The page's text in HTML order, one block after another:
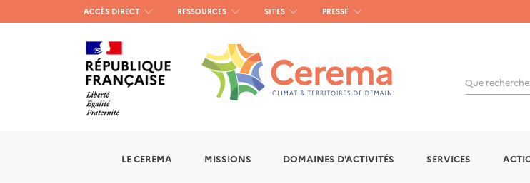
Menu
haut
gauche
ACCÈS DIRECT RESSOURCES SITES PRESSE
Que
LE CEREMA MISSIONS DOMAINES D'ACTIVITÉS SERVICES